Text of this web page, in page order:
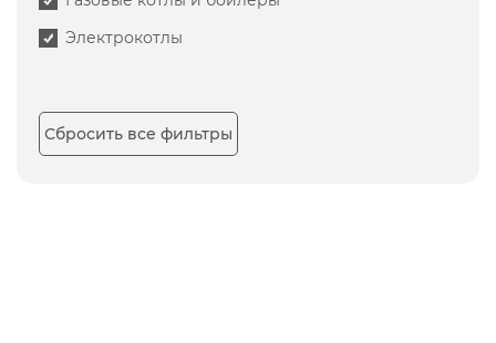
Электрокотлы
Сбросить все фильтры